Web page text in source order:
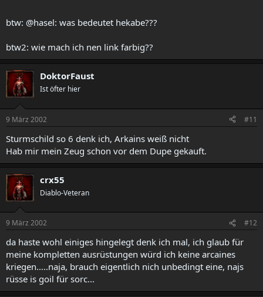
btw: @hasel: was bedeutet hekabe???
btw2: wie mach ich nen link farbig??
DoktorFaust
Ist öfter hier
9 März 2002 #11
Sturmschild so 6 denk ich, Arkains weiß nicht
Hab mir mein Zeug schon vor dem Dupe gekauft.
crx55
Diablo-Veteran
9 März 2002 #12
da haste wohl einiges hingelegt denk ich mal, ich glaub für
meine kompletten ausrüstungen würd ich keine arcaines
kriegen.....naja, brauch eigentlich nich unbedingt eine, najs
rüsse is goil für sorc...